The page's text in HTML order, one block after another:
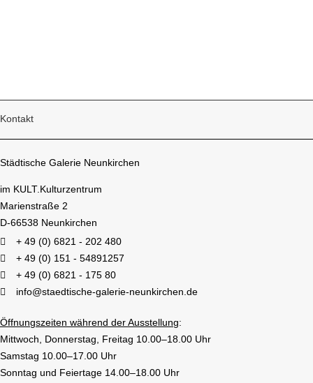
Kontakt
Städtische Galerie Neunkirchen
im KULT.Kulturzentrum
Marienstraße 2
D-66538 Neunkirchen
+ 49 (0) 6821 - 202 480
+ 49 (0) 151 - 54891257
+ 49 (0) 6821 - 175 80
info@staedtische-galerie-neunkirchen.de
Öffnungszeiten während der Ausstellung:
Mittwoch, Donnerstag, Freitag 10.00–18.00 Uhr
Samstag 10.00–17.00 Uhr
Sonntag und Feiertage 14.00–18.00 Uhr